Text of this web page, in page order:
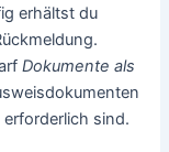
erhältst du
Dokumente als
sind.